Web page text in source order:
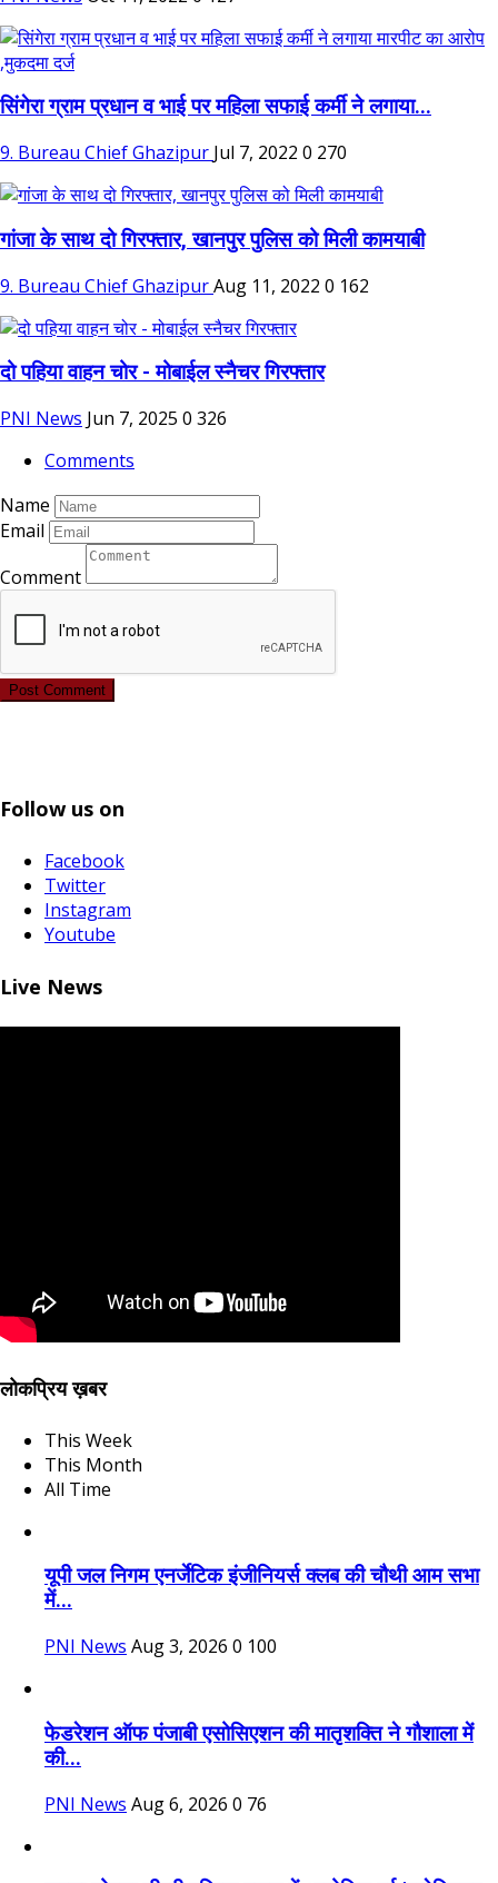
सिंगेरा ग्राम प्रधान व भाई पर महिला सफाई कर्मी ने लगाया...
9. Bureau Chief Ghazipur Jul 7, 2022 0 270
गांजा के साथ दो गिरफ्तार, खानपुर पुलिस को मिली कामयाबी
9. Bureau Chief GhazipurAug 11, 2022 0 162
दो पहिया वाहन चोर - मोबाईल स्नैचर गिरफ्तार
PNI News Jun 7, 2025 0 326
Comments
Name
Email
Comment
Post Comment
Follow us on
Facebook
Twitter
Instagram
Youtube
Live News
लोकप्रिय ख़बर
This Week
This Month
All Time
यूपी जल निगम एनर्जेटिक इंजीनियर्स क्लब की चौथी आम सभा
में...
PNI News Aug 3, 2026 0 100
फेडरेशन ऑफ पंजाबी एसोसिएशन की मातृशक्ति ने गौशाला में
की...
PNI News Aug 6, 2026 0 76